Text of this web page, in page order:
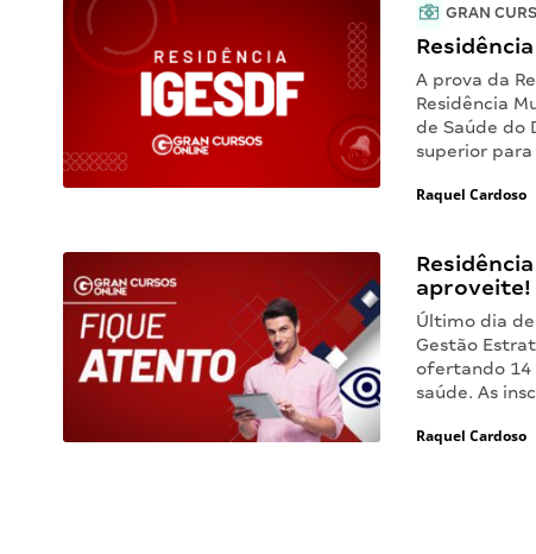
GRAN
A prova da
Residência
de Saúde do
superior
Raquel Cardoso
aproveite!
Último dia de
Gestão
ofertando 14
saúde. As
Raquel Cardoso